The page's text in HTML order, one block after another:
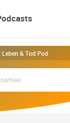
& Tod Podcast